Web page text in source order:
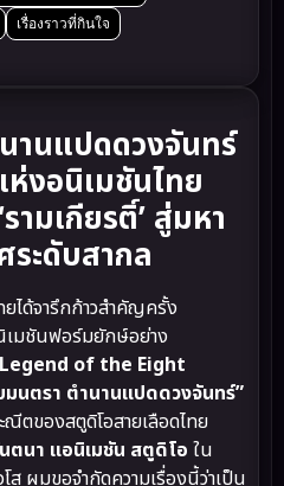
เรื่องราวที่กินใจ
านแปดดวงจันทร์
งอนิเมชันไทย
ามเกียรติ์’ สู่มหา
ระดับสากล
ได้จารึกก้าวสำคัญครั้ง
เมชันฟอร์มยักษ์อย่าง
of the Eight
มนตรา ตำนานแปดดวงจันทร์”
ตของสตูดิโอสายเลือดไทย
ตนา แอนิเมชัน สตูดิโอ ใน
ส ผมขอจำกัดความเรื่องนี้ว่าเป็น